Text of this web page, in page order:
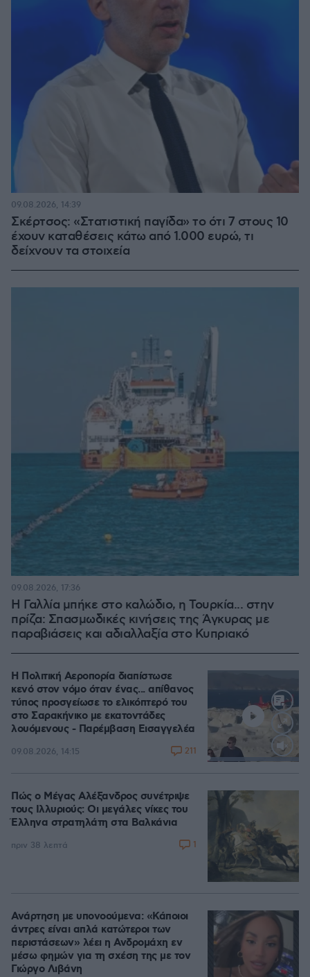
Σκέρτσος: «Στατιστική παγίδα» το ότι 7 στους 10
έχουν καταθέσεις κάτω από 1.000 ευρώ, τι
δείχνουν τα στοιχεία
09.08.2026, 14:39
Η Γαλλία μπήκε στο καλώδιο, η Τουρκία... στην
πρίζα: Σπασμωδικές κινήσεις της Άγκυρας με
παραβιάσεις και αδιαλλαξία στο Κυπριακό
09.08.2026, 17:36
Loaded
Η Πολιτική Αεροπορία διαπίστωσε
κενό στον νόμο όταν ένας... απίθανος
τύπος προσγείωσε το ελικόπτερό του
στο Σαρακήνικο με εκατοντάδες
λουόμενους - Παρέμβαση Εισαγγελέα
09.08.2026, 14:15 211
Πώς ο Μέγας Αλέξανδρος συνέτριψε
τους Ιλλυριούς: Οι μεγάλες νίκες του
Έλληνα στρατηλάτη στα Βαλκάνια
πριν 38 λεπτά 1
Ανάρτηση με υπονοούμενα: «Κάποιοι
άντρες είναι απλά κατώτεροι των
περιστάσεων» λέει η Ανδρομάχη εν
μέσω φημών για τη σχέση της με τον
Γιώργο Λιβάνη